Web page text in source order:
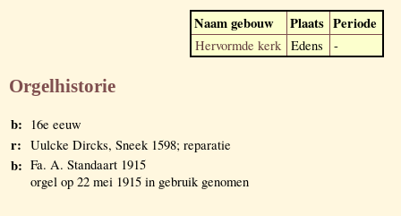
Naam gebouw Plaats Periode
Hervormde kerk Edens -
Orgelhistorie
b: 16e eeuw
r: Uulcke Dircks, Sneek 1598; reparatie
b: Fa. A. Standaart 1915
orgel op 22 mei 1915 in gebruik genomen